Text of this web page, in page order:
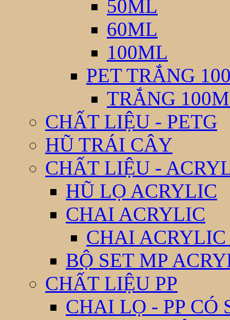
50ML
60ML
100ML
PET TRẮNG
TRẮNG
CHẤT LIỆU - PETG
HŨ TRÁI CÂY
CHẤT LIỆU -
HŨ LỌ ACRYLIC
CHAI ACRYLIC
CHAI ACRYLIC
BỘ SET MP
CHẤT LIỆU PP
CHAI LỌ - PP CÓ